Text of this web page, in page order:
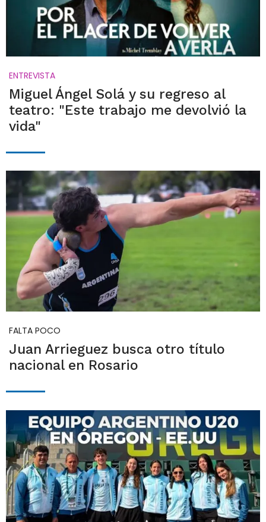
ENTREVISTA
Miguel Ángel Solá y su regreso al
teatro: "Este trabajo me devolvió la
vida"
FALTA POCO
Juan Arrieguez busca otro título
nacional en Rosario